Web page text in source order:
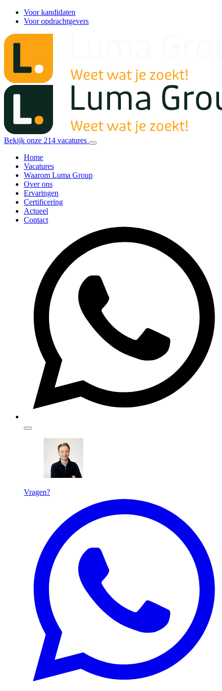
Voor kandidaten
Voor opdrachtgevers
Bekijk onze 214 vacatures
Home
Vacatures
Waarom Luma Group
Over ons
Ervaringen
Certificering
Actueel
Contact
Vragen?